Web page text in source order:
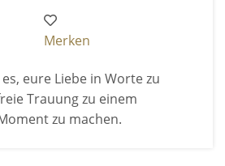
Merken
eure Liebe in Worte zu
Trauung zu einem
zu machen.